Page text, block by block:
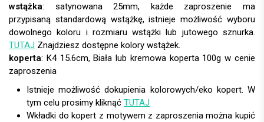
wstążka: satynowana 25mm, każde zaproszenie ma
przypisaną standardową wstążkę, istnieje możliwość wyboru
dowolnego koloru i rozmiaru wstążki lub jutowego sznurka.
TUTAJ Znajdziesz dostępne kolory wstążek.
koperta:
Istnieje możliwość dokupienia kolorowych/eko kopert. W
tym celu prosimy kliknąć TUTAJ
Wkładki do kopert z motywem z zaproszenia można kupić